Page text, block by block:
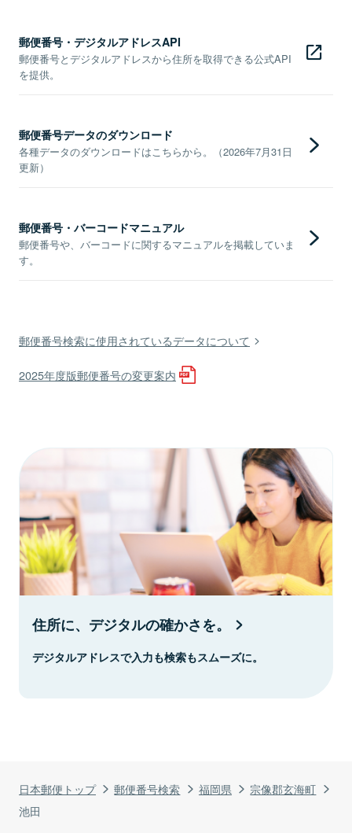
日本郵便トップ 郵便番号検索 福岡県
宗像郡玄海町
池田
郵便番号・デジタルアドレスAPI
郵便番号とデジタルアドレスから住所を取得できる公式API
を提供。
郵便番号データのダウンロード
各種データのダウンロードはこちらから。（2026年7月31日
更新）
郵便番号・バーコードマニュアル
郵便番号や、バーコードに関するマニュアルを掲載していま
す。
郵便番号検索に使用されているデータについて
2025年度版郵便番号の変更案内
住所に、デジタルの確かさを。
デジタルアドレスで入力も検索もスムーズに。